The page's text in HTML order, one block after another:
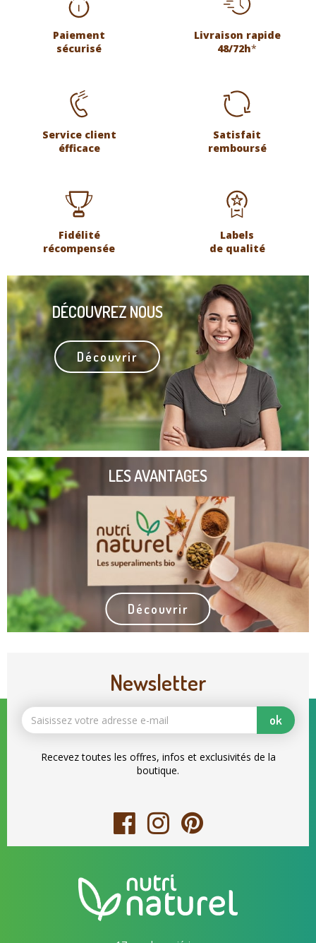
Paiement
sécurisé
Livraison rapide
48/72h*
Service client
éfficace
Satisfait
remboursé
Fidélité
récompensée
Labels
de qualité
DÉCOUVREZ NOUS
Découvrir
LES AVANTAGES
Découvrir
Newsletter
ok
Recevez toutes les offres, infos et exclusivités de la
boutique.